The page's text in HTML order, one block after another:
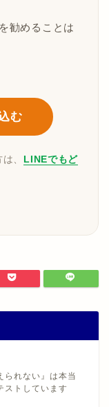
勧めることは
む
、 LINEでもど
られない』は本当
ストしています